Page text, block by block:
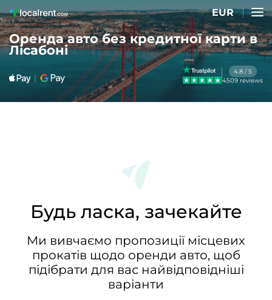
EUR
Оренда авто без кредитної карти в
Лісабоні
4.8 / 5
4509 reviews
Будь ласка, зачекайте
Ми вивчаємо пропозиції місцевих
прокатів щодо оренди авто, щоб
підібрати для вас найвідповідніші
варіанти